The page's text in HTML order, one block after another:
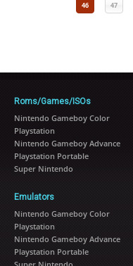
46 47
Roms/Games/ISOs
Nintendo Gameboy Color
Playstation
Nintendo Gameboy Advance
Playstation Portable
Super Nintendo
Emulators
Nintendo Gameboy Color
Playstation
Nintendo Gameboy Advance
Playstation Portable